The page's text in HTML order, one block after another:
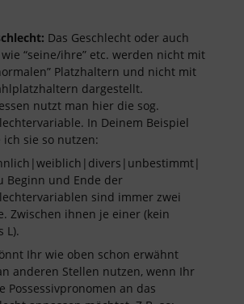
Das Geschlecht oder auch
“seine/ihre” etc. werden nicht mit
Platzhaltern und nicht mit
dargestellt.
nutzt man hier die sog.
In Deinem Beispiel
sie so nutzen:
Beginn und Ende der
sind immer zwei
Zwischen ihnen je einer (kein
L).
Ihr wie oben schon erwähnt
anderen Stellen nutzen, wenn Ihr
Possessivpronomen an das